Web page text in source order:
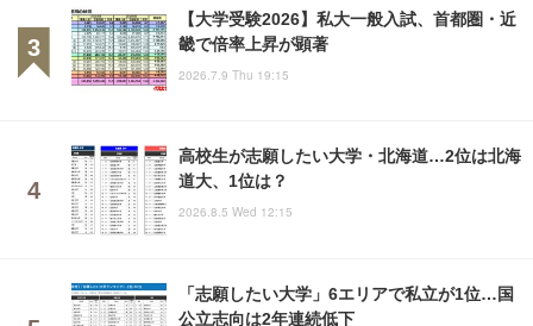
【大学受験2026】私大一般入試、首都圏・近
畿で倍率上昇が顕著
2026.7.9 Thu 19:15
高校生が志願したい大学・北海道…2位は北海
道大、1位は？
2026.8.5 Wed 12:15
「志願したい大学」6エリアで私立が1位…国
公立志向は2年連続低下